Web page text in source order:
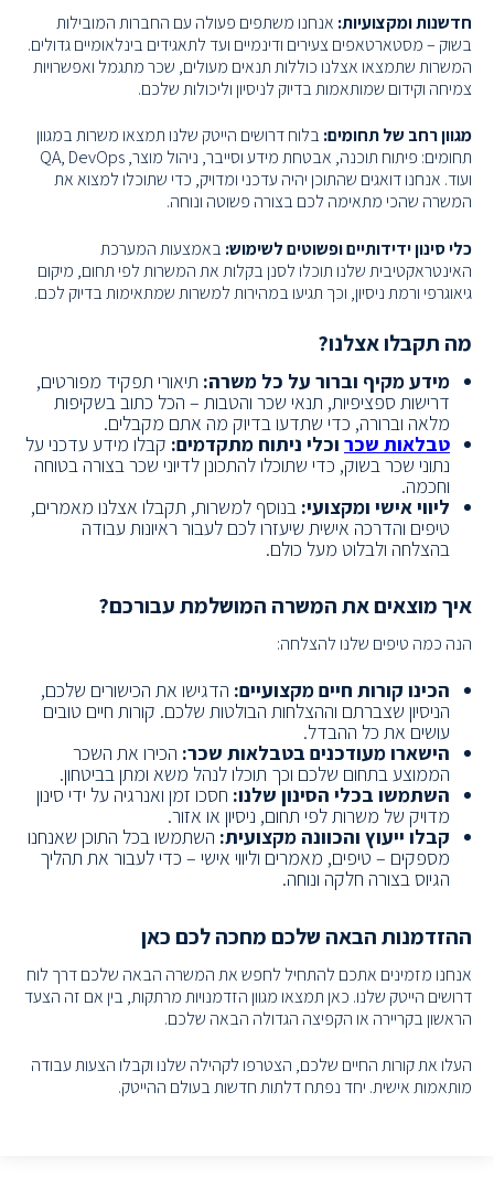
חדשנות ומקצועיות: אנחנו משתפים פעולה עם החברות המובילות
בשוק – מסטארטאפים צעירים ודינמיים ועד לתאגידים בינלאומיים גדולים.
המשרות שתמצאו אצלנו כוללות תנאים מעולים, שכר מתגמל ואפשרויות
צמיחה וקידום שמותאמות בדיוק לניסיון וליכולות שלכם.
מגוון רחב של תחומים: בלוח דרושים הייטק שלנו תמצאו משרות במגוון
תחומים: פיתוח תוכנה, אבטחת מידע וסייבר, ניהול מוצר, QA, DevOps
ועוד. אנחנו דואגים שהתוכן יהיה עדכני ומדויק, כדי שתוכלו למצוא את
המשרה שהכי מתאימה לכם בצורה פשוטה ונוחה.
כלי סינון ידידותיים ופשוטים לשימוש: באמצעות המערכת
האינטראקטיבית שלנו תוכלו לסנן בקלות את המשרות לפי תחום, מיקום
גיאוגרפי ורמת ניסיון, וכך תגיעו במהירות למשרות שמתאימות בדיוק לכם.
מה תקבלו אצלנו?
מידע מקיף וברור על כל משרה: תיאורי תפקיד מפורטים,
דרישות ספציפיות, תנאי שכר והטבות – הכל כתוב בשקיפות
מלאה וברורה, כדי שתדעו בדיוק מה אתם מקבלים.
טבלאות שכר וכלי ניתוח מתקדמים: קבלו מידע עדכני על
נתוני שכר בשוק, כדי שתוכלו להתכונן לדיוני שכר בצורה בטוחה
וחכמה.
ליווי אישי ומקצועי: בנוסף למשרות, תקבלו אצלנו מאמרים,
טיפים והדרכה אישית שיעזרו לכם לעבור ראיונות עבודה
בהצלחה ולבלוט מעל כולם.
איך מוצאים את המשרה המושלמת עבורכם?
הנה כמה טיפים שלנו להצלחה:
הכינו קורות חיים מקצועיים: הדגישו את הכישורים שלכם,
הניסיון שצברתם וההצלחות הבולטות שלכם. קורות חיים טובים
עושים את כל ההבדל.
הישארו מעודכנים בטבלאות שכר: הכירו את השכר
הממוצע בתחום שלכם וכך תוכלו לנהל משא ומתן בביטחון.
השתמשו בכלי הסינון שלנו: חסכו זמן ואנרגיה על ידי סינון
מדויק של משרות לפי תחום, ניסיון או אזור.
קבלו ייעוץ והכוונה מקצועית: השתמשו בכל התוכן שאנחנו
מספקים – טיפים, מאמרים וליווי אישי – כדי לעבור את תהליך
הגיוס בצורה חלקה ונוחה.
ההזדמנות הבאה שלכם מחכה לכם כאן
אנחנו מזמינים אתכם להתחיל לחפש את המשרה הבאה שלכם דרך לוח
דרושים הייטק שלנו. כאן תמצאו מגוון הזדמנויות מרתקות, בין אם זה הצעד
הראשון בקריירה או הקפיצה הגדולה הבאה שלכם.
העלו את קורות החיים שלכם, הצטרפו לקהילה שלנו וקבלו הצעות עבודה
מותאמות אישית. יחד נפתח דלתות חדשות בעולם ההייטק.